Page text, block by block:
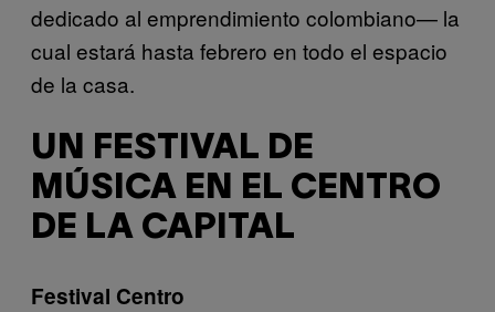
dedicado al emprendimiento colombiano— la
cual estará hasta febrero en todo el espacio
de la casa.
UN FESTIVAL DE
MÚSICA EN EL CENTRO
DE LA CAPITAL
Festival Centro